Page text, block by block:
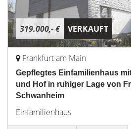
319.000,- € VERKAUFT
Frankfurt am Main
Gepflegtes Einfamilienhaus
und Hof in ruhiger Lage von
Schwanheim
Einfamilienhaus